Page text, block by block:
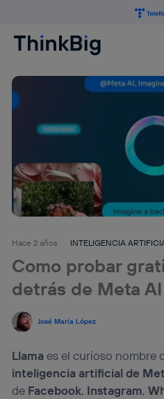
Hace 2 años INTELIGENCIA
Como probar
detrás de Meta AI
José María López
Llamaes el curioso nombre
inteligencia artificial de
de Facebook, Instagram,